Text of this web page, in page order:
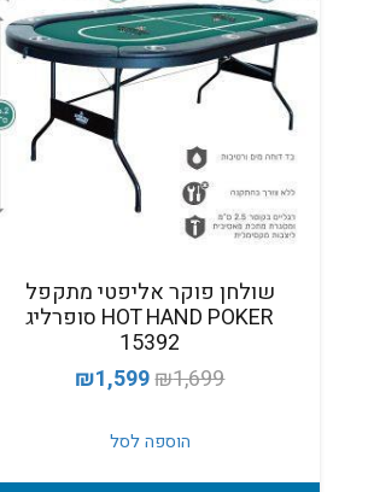
שולחן פוקר אליפטי מתקפל
HOT HAND POKER סופרליג
15392
₪1,699
המחיר
היה:
₪1,699.
₪1,599
המחיר
₪1,599.
הוספה לסל